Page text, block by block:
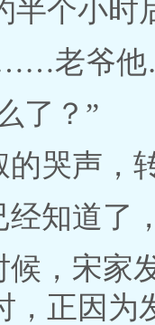
半个小时
……老爷
了？”
的哭声，
知道了
候，宋家
，正因为